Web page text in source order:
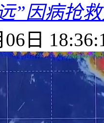
”因病抢
日